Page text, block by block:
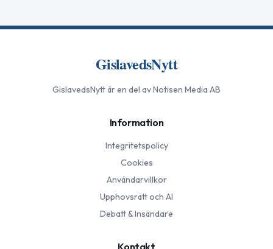
GislavedsNytt
GislavedsNyttär en del av Notisen Media AB
Information
Integritetspolicy
Cookies
Användarvillkor
Upphovsrätt och AI
Debatt & Insändare
Kontakt